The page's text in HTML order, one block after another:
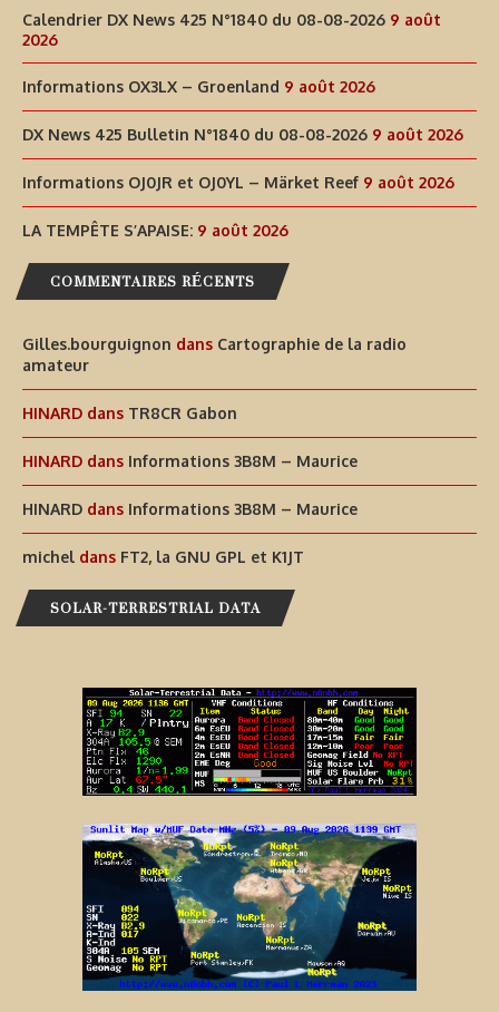
Calendrier DX News 425 N°1840 du 08-08-2026 9 août
2026
Informations OX3LX – Groenland 9 août 2026
DX News 425 Bulletin N°1840 du 08-08-2026 9 août 2026
Informations OJ0JR et OJ0YL – Märket Reef 9 août 2026
LA TEMPÊTE S’APAISE: 9 août 2026
COMMENTAIRES RÉCENTS
Gilles.bourguignon dans Cartographie de la radio
amateur
HINARD dans TR8CR Gabon
HINARD dans Informations 3B8M – Maurice
HINARD dans Informations 3B8M – Maurice
michel dans FT2, la GNU GPL et K1JT
SOLAR-TERRESTRIAL DATA